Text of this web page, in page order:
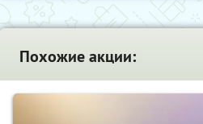
Похожие акции: